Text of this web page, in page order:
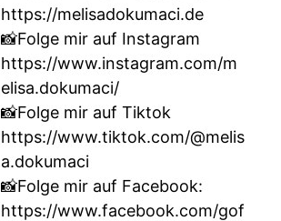
https://melisadokumaci.de
📸Folge mir auf Instagram
https://www.instagram.com/m
elisa.dokumaci/
📸Folge mir auf Tiktok
https://www.tiktok.com/@melis
a.dokumaci
📸Folge mir auf Facebook:
https://www.facebook.com/gof